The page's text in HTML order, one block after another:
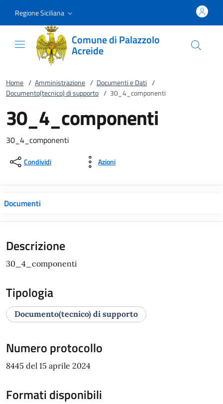
Regione Siciliana
Comune di Palazzolo
Acreide
Home / Amministrazione / Documenti e Dati /
Documento(tecnico) di supporto / 30_4_componenti
30_4_componenti
30_4_componenti
Condividi Azioni
Documenti
Descrizione
30_4_componenti
Tipologia
Documento(tecnico) di supporto
Numero protocollo
8445 del 15 aprile 2024
Formati disponibili